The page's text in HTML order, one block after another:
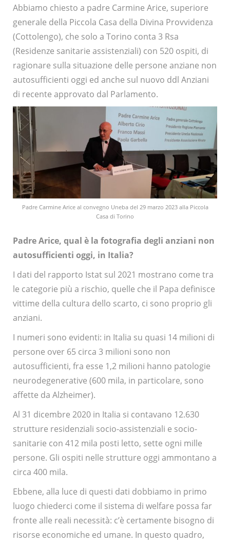
Abbiamo chiesto a padre Carmine Arice, superiore
generale della Piccola Casa della Divina Provvidenza
(Cottolengo), che solo a Torino conta 3 Rsa
(Residenze sanitarie assistenziali) con 520 ospiti, di
ragionare sulla situazione delle persone anziane non
autosufficienti oggi ed anche sul nuovo ddl Anziani
di recente approvato dal Parlamento.
Padre Carmine Arice al convegno Uneba del 29 marzo 2023 alla Piccola
Casa di Torino
Padre Arice, qual è la fotografia degli anziani non
autosufficienti oggi, in Italia?
I dati del rapporto Istat sul 2021 mostrano come tra
le categorie più a rischio, quelle che il Papa definisce
vittime della cultura dello scarto, ci sono proprio gli
anziani.
I numeri sono evidenti: in Italia su quasi 14 milioni di
persone over 65 circa 3 milioni sono non
autosufficienti, fra esse 1,2 milioni hanno patologie
neurodegenerative (600 mila, in particolare, sono
affette da Alzheimer).
Al 31 dicembre 2020 in Italia si contavano 12.630
strutture residenziali socio-assistenziali e socio-
sanitarie con 412 mila posti letto, sette ogni mille
persone. Gli ospiti nelle strutture oggi ammontano a
circa 400 mila.
Ebbene, alla luce di questi dati dobbiamo in primo
luogo chiederci come il sistema di welfare possa far
fronte alle reali necessità: c’è certamente bisogno di
risorse economiche ed umane. In questo quadro,